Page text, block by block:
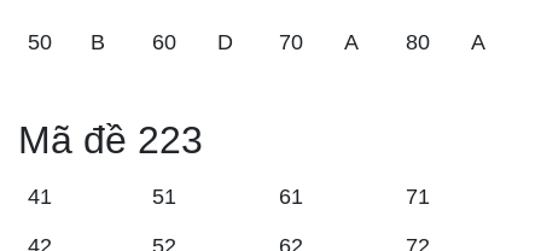
50 B 60 D 70 A 80 A
Mã đề 223
41 51 61 71
42 52 62 72